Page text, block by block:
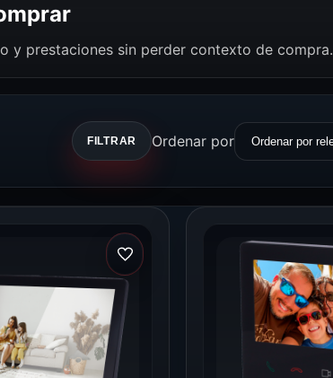
y prestaciones sin perder contexto de compra.
FILTRAR Ordenar por